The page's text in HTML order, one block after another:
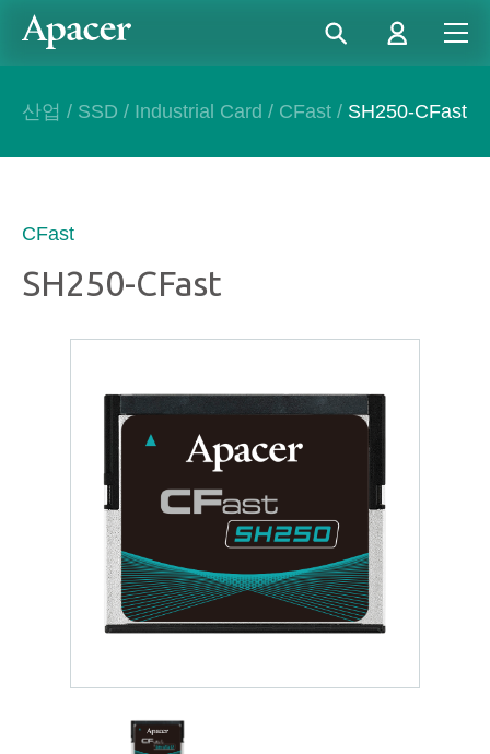
산업 / SSD / Industrial Card / CFast / SH250-CFast
CFast
SH250-CFast